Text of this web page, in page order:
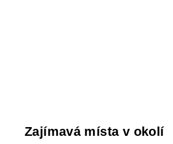
Zajímavá místa v okolí